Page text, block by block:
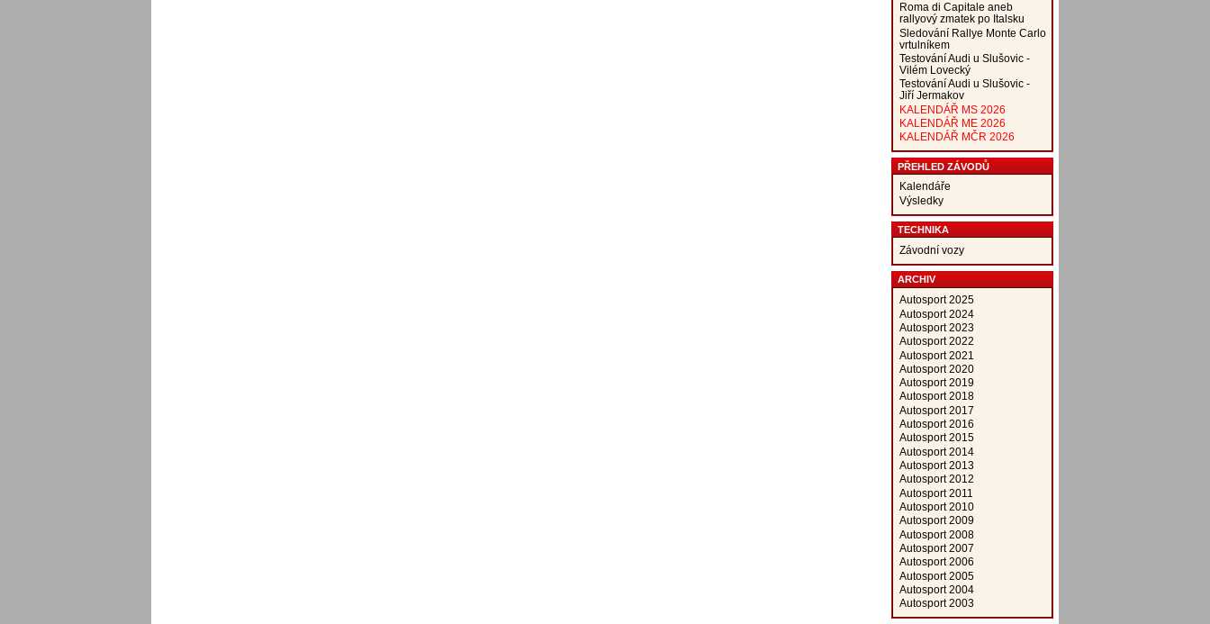
Roma di Capitale aneb
rallyový zmatek po Italsku
Sledování Rallye Monte Carlo
vrtulníkem
Testování Audi u Slušovic -
Vilém Lovecký
Testování Audi u Slušovic -
Jiří Jermakov
KALENDÁŘ MS 2026
KALENDÁŘ ME 2026
KALENDÁŘ MČR 2026
PŘEHLED ZÁVODŮ
Kalendáře
Výsledky
TECHNIKA
Závodní vozy
ARCHIV
Autosport 2025
Autosport 2024
Autosport 2023
Autosport 2022
Autosport 2021
Autosport 2020
Autosport 2019
Autosport 2018
Autosport 2017
Autosport 2016
Autosport 2015
Autosport 2014
Autosport 2013
Autosport 2012
Autosport 2011
Autosport 2010
Autosport 2009
Autosport 2008
Autosport 2007
Autosport 2006
Autosport 2005
Autosport 2004
Autosport 2003